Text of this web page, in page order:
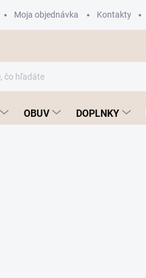
Moja objednávka Kontakty
OBUV DOPLNKY